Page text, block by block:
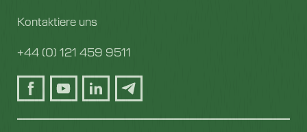
Kontaktiere uns
+44 (0) 121 459 9511